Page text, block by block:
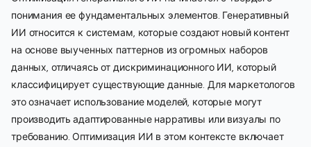
понимания ее фундаментальных элементов. Генеративный
ИИ относится к системам, которые создают новый контент
на основе выученных паттернов из огромных наборов
данных, отличаясь от дискриминационного ИИ, который
классифицирует существующие данные. Для маркетологов
это означает использование моделей, которые могут
производить адаптированные нарративы или визуалы по
требованию. Оптимизация ИИ в этом контексте включает